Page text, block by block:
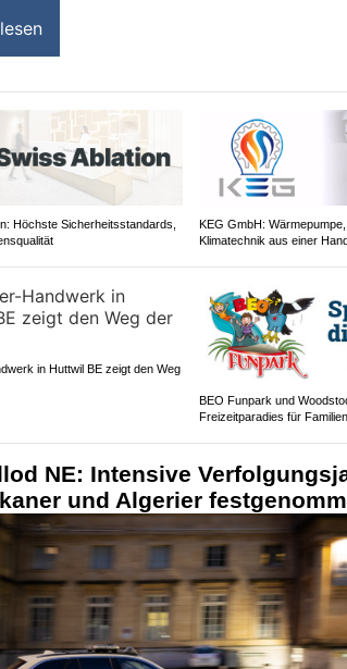
Höchste Sicherheitsstandards,
KEG GmbH:
Klimatechnik aus einer Hand
in Huttwil BE zeigt den Weg
BEO Funpark und
Freizeitparadies für Familien
NE: Intensive
und Algerier